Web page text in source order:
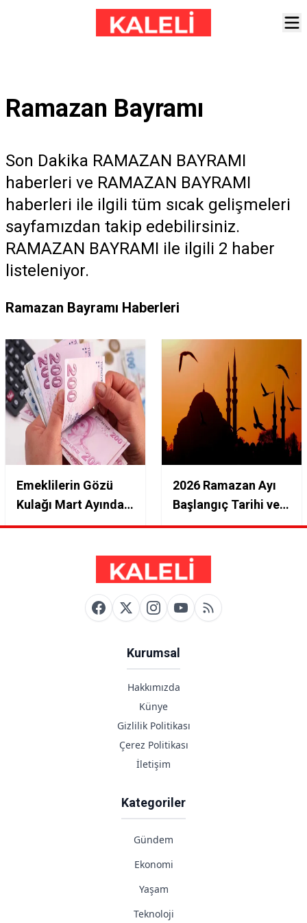
Ramazan Bayramı
Son Dakika RAMAZAN BAYRAMI
haberleri ve RAMAZAN BAYRAMI
haberleri ile ilgili tüm sıcak gelişmeleri
sayfamızdan takip edebilirsiniz.
RAMAZAN BAYRAMI ile ilgili 2 haber
listeleniyor.
Ramazan Bayramı Haberleri
Emeklilerin Gözü
Kulağı Mart Ayında:
Bayram
2026 Ramazan Ayı
Başlangıç Tarihi ve
İbadetler Netleşti
Kurumsal
Hakkımızda
Künye
Gizlilik Politikası
Çerez Politikası
İletişim
Kategoriler
Gündem
Ekonomi
Yaşam
Teknoloji